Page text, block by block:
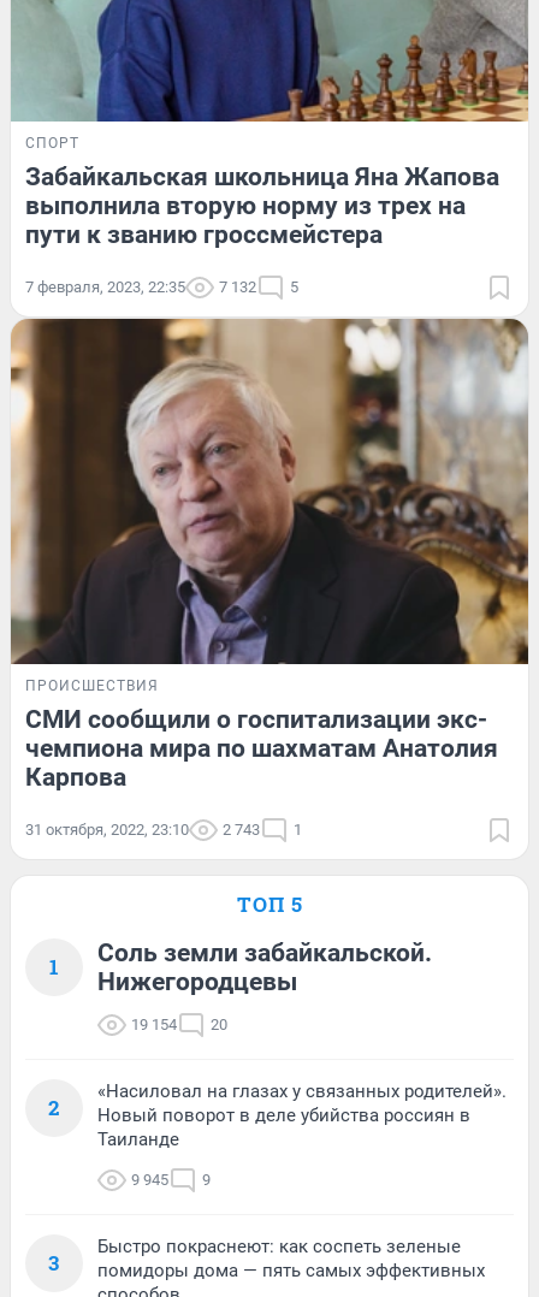
СПОРТ
Забайкальская школьница Яна Жапова
выполнила вторую норму из трех на
пути к званию гроссмейстера
7 февраля, 2023, 22:35 7 132 5
ПРОИСШЕСТВИЯ
СМИ сообщили о госпитализации экс-
чемпиона мира по шахматам Анатолия
Карпова
31 октября, 2022, 23:10 2 743 1
ТОП 5
1
Соль земли забайкальской.
Нижегородцевы
19 154 20
2
«Насиловал на глазах у связанных родителей».
Новый поворот в деле убийства россиян в
Таиланде
9 945 9
3
Быстро покраснеют: как соспеть зеленые
помидоры дома — пять самых эффективных